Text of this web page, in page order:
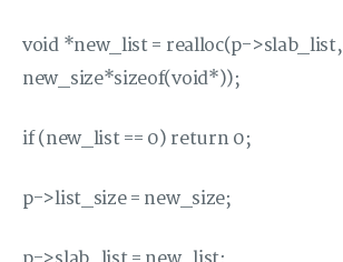
void *new_list = realloc(p->slab_list,
new_size*sizeof(void*));
if (new_list == 0) return 0;
p->list_size = new_size;